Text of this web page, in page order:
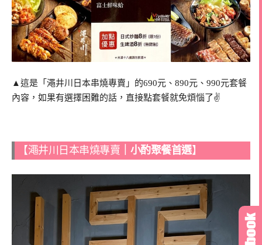
▲這是「澠井川日本串燒專賣」的690元、890元、990元套餐
內容，如果有選擇困難的話，直接點套餐就免煩惱了✌
【澠井川日本串燒專賣 ｜小酌聚餐首選】